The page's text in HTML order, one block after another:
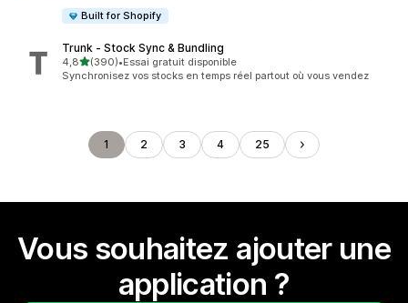
Built for Shopify
Trunk ‑ Stock Sync & Bundling
4,8étoile(s) sur 5
(390)
390 avis au total
•Essai gratuit disponible
Synchronisez vos stocks en temps réel partout où vous vendez
1 2 3 4 25
Vous souhaitez ajouter une
application ?